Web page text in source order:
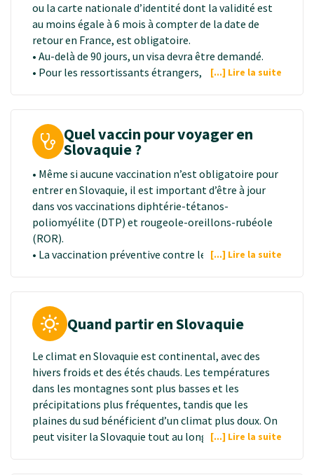
ou la carte nationale d’identité dont la validité est
au moins égale à 6 mois à compter de la date de
retour en France, est obligatoire.
• Au-delà de 90 jours, un visa devra être demandé.
• Pour les ressortissants étrangers, le passeport est
l’ambassade de Slovaquie de votre pays de résidence.
[...] Lire la suite
Quel vaccin pour voyager en
Slovaquie ?
• Même si aucune vaccination n’est obligatoire pour
entrer en Slovaquie, il est important d’être à jour
dans vos vaccinations diphtérie-tétanos-
poliomyélite (DTP) et rougeole-oreillons-rubéole
(ROR).
• La vaccination préventive contre les hépatites A et
conditions du séjour.
• Selon les lieux fréquentés et la durée du séjour, la
vaccination préventive contre l’encéphalite à tiques
d’Europe centrale pourra être conseillée (séjour en
zone rurale ou forestière).
• Pensez avant départ à demander une carte vitale
européenne afin de pouvoir bénéficier d’une prise en
charge éventuelle par la sécurité sociale.
[...] Lire la suite
Quand partir en Slovaquie
Le climat en Slovaquie est continental, avec des
hivers froids et des étés chauds. Les températures
dans les montagnes sont plus basses et les
précipitations plus fréquentes, tandis que les
plaines du sud bénéficient d’un climat plus doux. On
peut visiter la Slovaquie tout au long de l'année,
[...] Lire la suite